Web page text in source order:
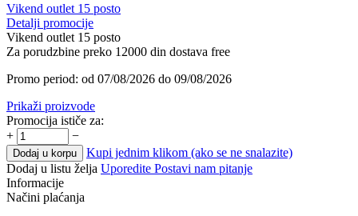
Vikend outlet 15 posto
Detalji promocije
Vikend outlet 15 posto
Za porudzbine preko 12000 din dostava free
Promo period: od 07/08/2026 do 09/08/2026
Prikaži proizvode
Promocija ističe za:
+
−
Dodaj u korpu
Kupi jednim klikom (ako se ne snalazite)
Dodaj u listu želja Uporedite Postavi nam pitanje
Informacije
Načini plaćanja